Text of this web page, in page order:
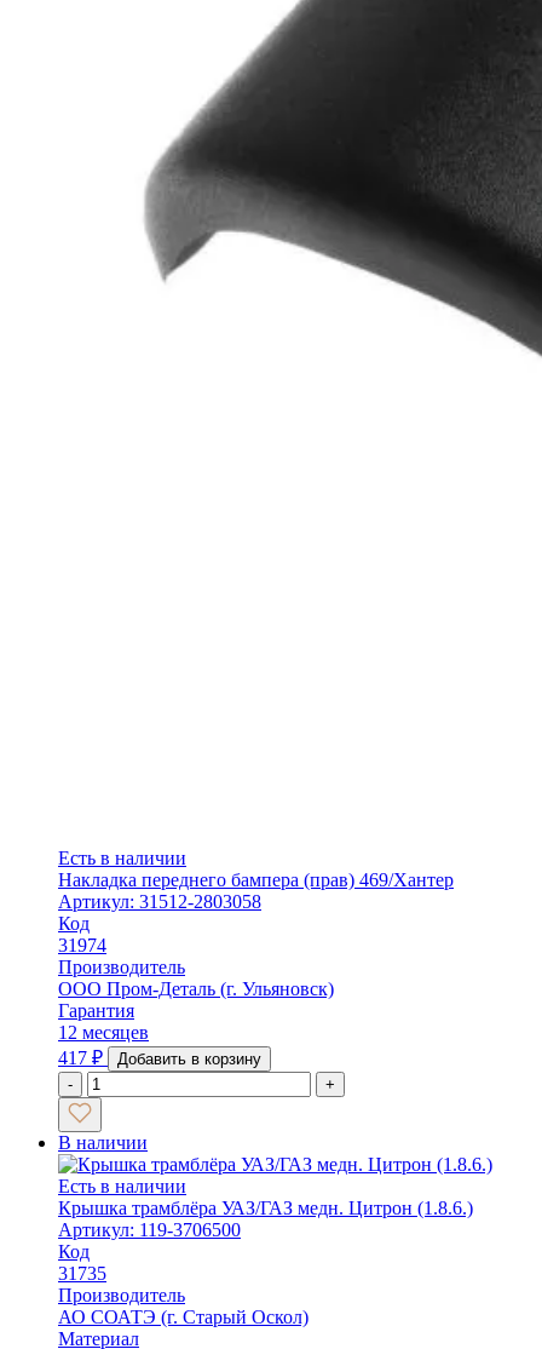
Есть в наличии
Накладка переднего бампера (прав) 469/Хантер
Артикул: 31512-2803058
Код
31974
Производитель
ООО Пром-Деталь (г. Ульяновск)
Гарантия
12 месяцев
417 ₽
Добавить в корзину
-
+
В наличии
Есть в наличии
Крышка трамблёра УАЗ/ГАЗ медн. Цитрон (1.8.6.)
Артикул: 119-3706500
Код
31735
Производитель
АО СОАТЭ (г. Старый Оскол)
Материал